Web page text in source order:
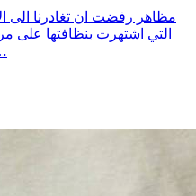
مظاهر رفضت ان تغادرنا الى
التي اشتهرت بنظافتها على
الجميع